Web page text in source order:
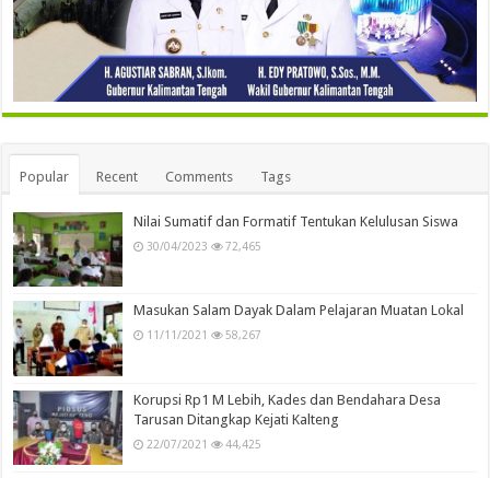
Popular Recent Comments Tags
Nilai Sumatif dan Formatif Tentukan Kelulusan Siswa
30/04/2023 72,465
Masukan Salam Dayak Dalam Pelajaran Muatan Lokal
11/11/2021 58,267
Korupsi Rp1 M Lebih, Kades dan Bendahara Desa
Tarusan Ditangkap Kejati Kalteng
22/07/2021 44,425